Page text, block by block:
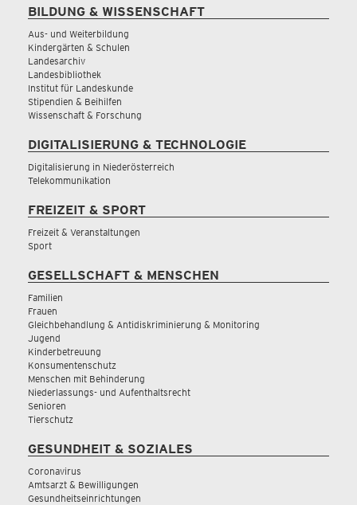
BILDUNG & WISSENSCHAFT
Aus- und Weiterbildung
Kindergärten & Schulen
Landesarchiv
Landesbibliothek
Institut für Landeskunde
Stipendien & Beihilfen
Wissenschaft & Forschung
DIGITALISIERUNG & TECHNOLOGIE
Digitalisierung in Niederösterreich
Telekommunikation
FREIZEIT & SPORT
Freizeit & Veranstaltungen
Sport
GESELLSCHAFT & MENSCHEN
Familien
Frauen
Gleichbehandlung & Antidiskriminierung & Monitoring
Jugend
Kinderbetreuung
Konsumentenschutz
Menschen mit Behinderung
Niederlassungs- und Aufenthaltsrecht
Senioren
Tierschutz
GESUNDHEIT & SOZIALES
Coronavirus
Amtsarzt & Bewilligungen
Gesundheitseinrichtungen